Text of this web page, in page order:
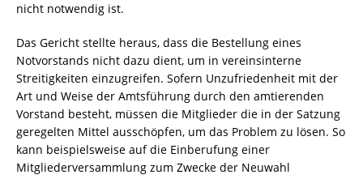
nicht notwendig ist.
Das Gericht stellte heraus, dass die Bestellung eines
Notvorstands nicht dazu dient, um in vereinsinterne
Streitigkeiten einzugreifen. Sofern Unzufriedenheit mit der
Art und Weise der Amtsführung durch den amtierenden
Vorstand besteht, müssen die Mitglieder die in der Satzung
geregelten Mittel ausschöpfen, um das Problem zu lösen. So
kann beispielsweise auf die Einberufung einer
Mitgliederversammlung zum Zwecke der Neuwahl